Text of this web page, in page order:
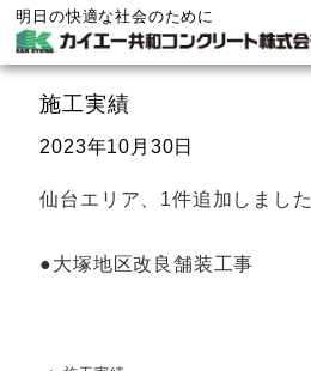
明日の快適な社会のために
施工実績
2023年10月30日
仙台エリア、1件追加しました
●大塚地区改良舗装工事